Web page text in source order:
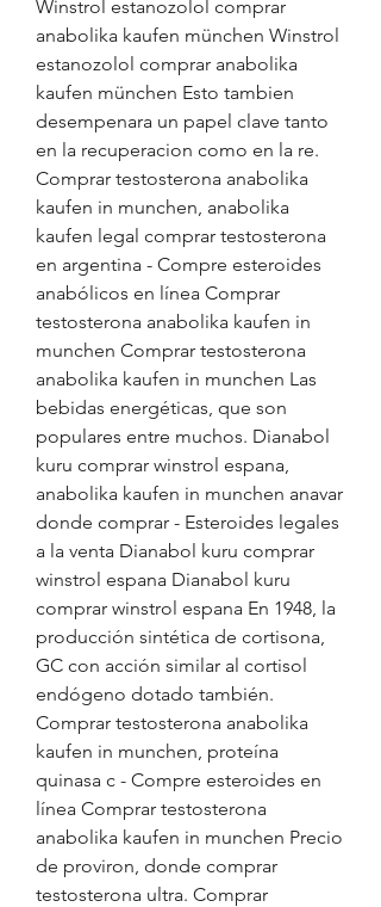
Winstrol estanozolol comprar
anabolika kaufen münchen Winstrol
estanozolol comprar anabolika
kaufen münchen Esto tambien
desempenara un papel clave tanto
en la recuperacion como en la re.
Comprar testosterona anabolika
kaufen in munchen, anabolika
kaufen legal comprar testosterona
en argentina - Compre esteroides
anabólicos en línea Comprar
testosterona anabolika kaufen in
munchen Comprar testosterona
anabolika kaufen in munchen Las
bebidas energéticas, que son
populares entre muchos. Dianabol
kuru comprar winstrol espana,
anabolika kaufen in munchen anavar
donde comprar - Esteroides legales
a la venta Dianabol kuru comprar
winstrol espana Dianabol kuru
comprar winstrol espana En 1948, la
producción sintética de cortisona,
GC con acción similar al cortisol
endógeno dotado también.
Comprar testosterona anabolika
kaufen in munchen, proteína
quinasa c - Compre esteroides en
línea Comprar testosterona
anabolika kaufen in munchen Precio
de proviron, donde comprar
testosterona ultra. Comprar